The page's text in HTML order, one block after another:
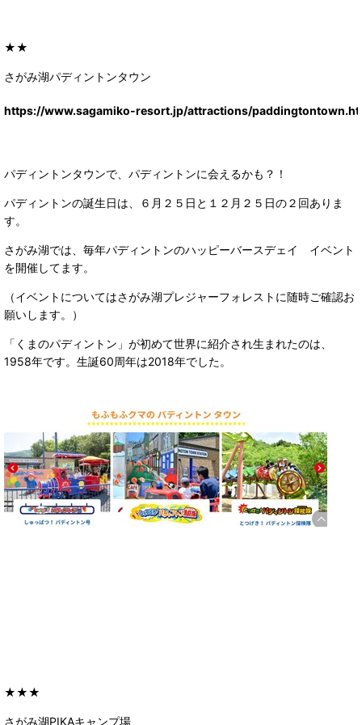
★★
さがみ湖パディントンタウン
https://www.sagamiko-resort.jp/attractions/
パディントンタウンで、パディントンに会えるかも？！
パディントンの誕生日は、６月２５日と１２月２５日の２回ありま
す。
さがみ湖では、毎年パディントンのハッピーバースデェイ イベント
を開催してます。
（イベントについてはさがみ湖プレジャーフォレストに随時ご確認お
願いします。）
「くまのパディントン」が初めて世界に紹介され生まれたのは、
1958年です。生誕60周年は2018年でした。
★★★
さがみ湖PIKAキャンプ場